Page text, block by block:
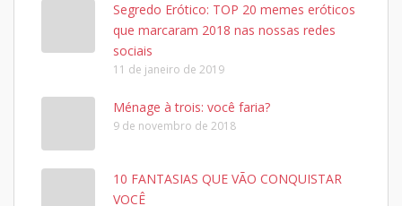
Segredo Erótico: TOP 20 memes eróticos
que marcaram 2018 nas nossas redes
sociais
11 de janeiro de 2019
Ménage à trois: você faria?
9 de novembro de 2018
10 FANTASIAS QUE VÃO CONQUISTAR
VOCÊ